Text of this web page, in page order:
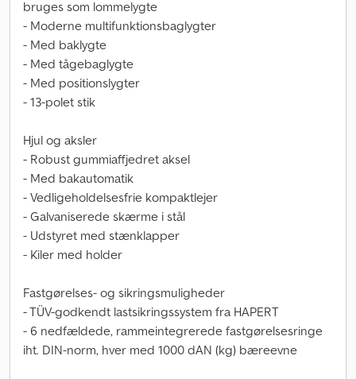
bruges som lommelygte
- Moderne multifunktionsbaglygter
- Med baklygte
- Med tågebaglygte
- Med positionslygter
- 13-polet stik
Hjul og aksler
- Robust gummiaffjedret aksel
- Med bakautomatik
- Vedligeholdelsesfrie kompaktlejer
- Galvaniserede skærme i stål
- Udstyret med stænklapper
- Kiler med holder
Fastgørelses- og sikringsmuligheder
- TÜV-godkendt lastsikringssystem fra HAPERT
- 6 nedfældede, rammeintegrerede fastgørelsesringe
iht. DIN-norm, hver med 1000 dAN (kg) bæreevne